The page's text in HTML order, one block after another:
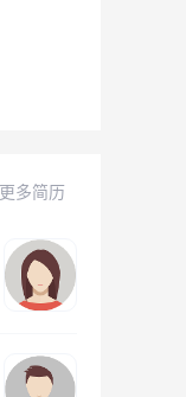
更多简历